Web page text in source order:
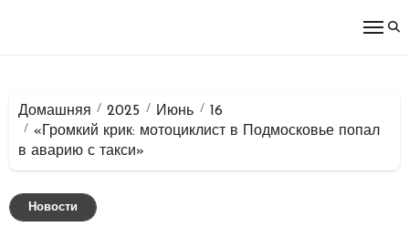
Домашняя 2025 Июнь
16
«Громкий крик: мотоциклист в Подмосковье попал
в аварию с такси»
Новости